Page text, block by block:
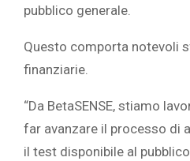
pubblico generale.
Questo comporta notevoli
finanziarie.
“Da BetaSENSE, stiamo
far avanzare il processo di
il test disponibile al